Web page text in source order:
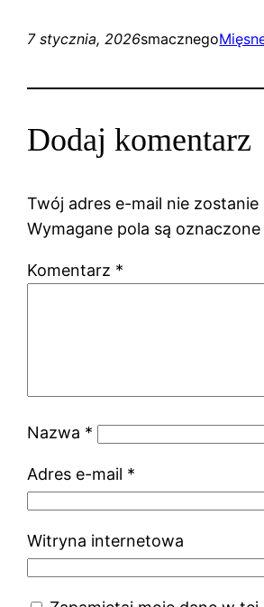
7 stycznia, 2026smacznego
Dodaj komentarz
Twój adres e-mail nie
Wymagane pola są oznaczone
Komentarz *
Nazwa *
Adres e-mail *
Witryna internetowa